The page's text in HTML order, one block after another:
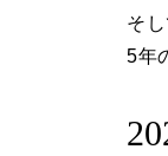
そ
5年